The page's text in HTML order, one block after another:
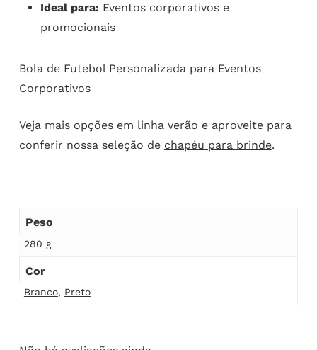
Ideal para: Eventos corporativos e
promocionais
Bola de Futebol Personalizada para Eventos
Corporativos
Veja mais opções em linha verão e aproveite para
conferir nossa seleção de chapéu para brinde.
Peso
280 g
Cor
Branco, Preto